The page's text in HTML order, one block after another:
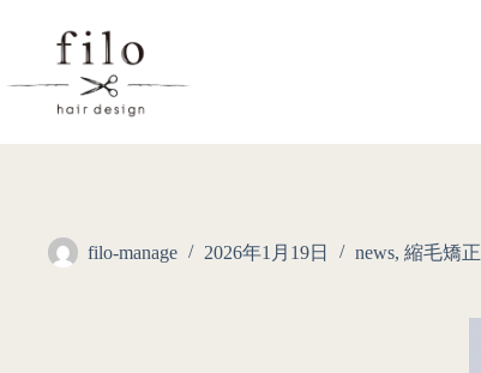
filo-manage 2026年1月19日 news, 縮毛矯正